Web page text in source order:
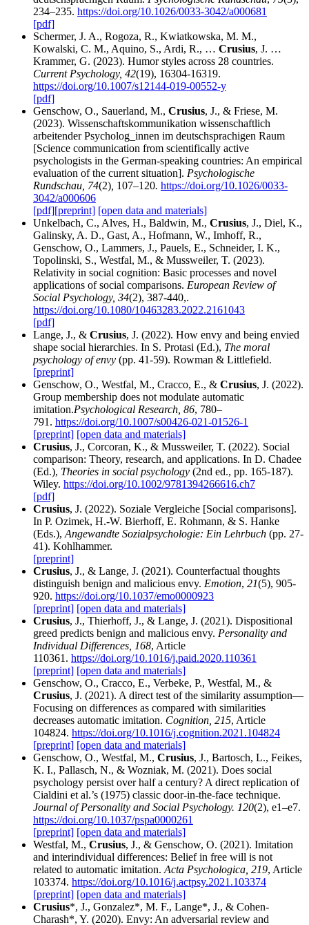
234–235. https://doi.org/10.1026/0033-3042/a000681
[pdf]
Schermer, J. A., Rogoza, R., Kwiatkowska, M. M.,
Kowalski, C. M., Aquino, S., Ardi, R., … Crusius, J. …
Krammer, G. (2023). Humor styles across 28 countries.
Current Psychology, 42(19), 16304-16319.
https://doi.org/10.1007/s12144-019-00552-y
[pdf]
Genschow, O., Sauerland, M., Crusius, J., & Friese, M.
(2023). Wissenschaftskommunikation wissenschaftlich
arbeitender Psycholog_innen im deutschsprachigen Raum
[Science communication from scientifically active
psychologists in the German-speaking countries: An empirical
evaluation of the current situation]. Psychologische
Rundschau, 74(2) 107–120. https://doi.org/10.1026/0033-
3042/a000606
[pdf][preprint] [open data and materials]
Unkelbach, C., Alves, H., Baldwin, M., Crusius, J., Diel, K.,
Galinsky, A. D., Gast, A., Hofmann, W., Imhoff, R.,
Genschow, O., Lammers, J., Pauels, E., Schneider, I. K.,
Topolinski, S., Westfal, M., & Mussweiler, T. (2023).
Relativity in social cognition: Basic processes and novel
applications of social comparisons. European Review of
Social Psychology, 34(2), 387-440,.
https://doi.org/10.1080/10463283.2022.2161043
[pdf]
Lange, J., & Crusius, J. (2022). How envy and being envied
shape social hierarchies. In S. Protasi (Ed.), The moral
psychology of envy (pp. 41-59). Rowman & Littlefield.
[preprint]
Genschow, O., Westfal, M., Cracco, E., & Crusius, J. (2022).
Group membership does not modulate automatic
imitation.Psychological Research, 86, 780–
791. https://doi.org/10.1007/s00426-021-01526-1
[preprint] [open data and materials]
Crusius, J., Corcoran, K., & Mussweiler, T. (2022). Social
comparison: Theory, research, and applications. In D. Chadee
(Ed.), Theories in social psychology (2nd ed., pp. 165-187).
Wiley. https://doi.org/10.1002/9781394266616.ch7
[pdf]
Crusius, J. (2022). Soziale Vergleiche [Social comparisons].
In P. Ozimek, H.-W. Bierhoff, E. Rohmann, & S. Hanke
(Eds.), Angewandte Sozialpsychologie: Ein Lehrbuch (pp. 27-
41). Kohlhammer.
[preprint]
Crusius, J., & Lange, J. (2021). Counterfactual thoughts
distinguish benign and malicious envy. Emotion, 21(5), 905-
920. https://doi.org/10.1037/emo0000923
[preprint] [open data and materials]
Crusius, J., Thierhoff, J., & Lange, J. (2021). Dispositional
greed predicts benign and malicious envy. Personality and
Individual Differences, 168, Article
110361. https://doi.org/10.1016/j.paid.2020.110361
[preprint] [open data and materials]
Genschow, O., Cracco, E., Verbeke, P., Westfal, M., &
Crusius, J. (2021). A direct test of the similarity assumption—
Focusing on differences as compared with similarities
decreases automatic imitation. Cognition, 215, Article
104824. https://doi.org/10.1016/j.cognition.2021.104824
[preprint] [open data and materials]
Genschow, O., Westfal, M., Crusius, J., Bartosch, L., Feikes,
K. I., Pallasch, N., & Wozniak, M. (2021). Does social
psychology persist over half a century? A direct replication of
Cialdini et al.’s (1975) classic door-in-the-face technique.
Journal of Personality and Social Psychology. 120(2), e1–e7.
https://doi.org/10.1037/pspa0000261
[preprint] [open data and materials]
Westfal, M., Crusius, J., & Genschow, O. (2021). Imitation
and interindividual differences: Belief in free will is not
related to automatic imitation. Acta Psychologica, 219, Article
103374. https://doi.org/10.1016/j.actpsy.2021.103374
[preprint] [open data and materials]
Crusius*, J., Gonzalez*, M. F., Lange*, J., & Cohen-
Charash*, Y. (2020). Envy: An adversarial review and